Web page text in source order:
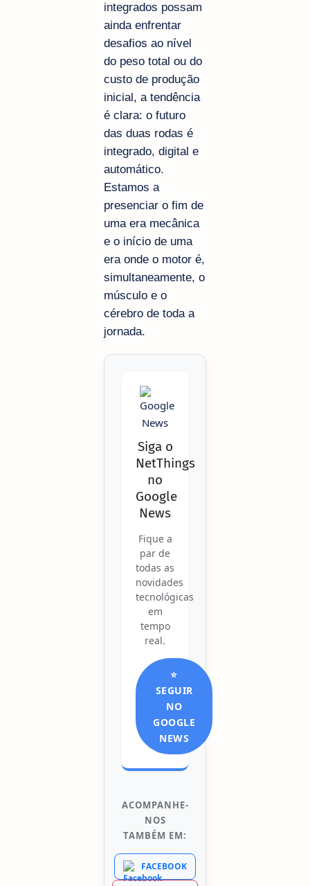
integrados possam
ainda enfrentar
desafios ao nível
do peso total ou do
custo de produção
inicial, a tendência
é clara: o futuro
das duas rodas é
integrado, digital e
automático.
Estamos a
presenciar o fim de
uma era mecânica
e o início de uma
era onde o motor é,
simultaneamente, o
músculo e o
cérebro de toda a
jornada.
Siga o
NetThings
no
Google
News
Fique a
par de
todas as
novidades
tecnológicas
em
tempo
real.
⭐
SEGUIR
NO
GOOGLE
NEWS
ACOMPANHE-
NOS
TAMBÉM EM:
FACEBOOK